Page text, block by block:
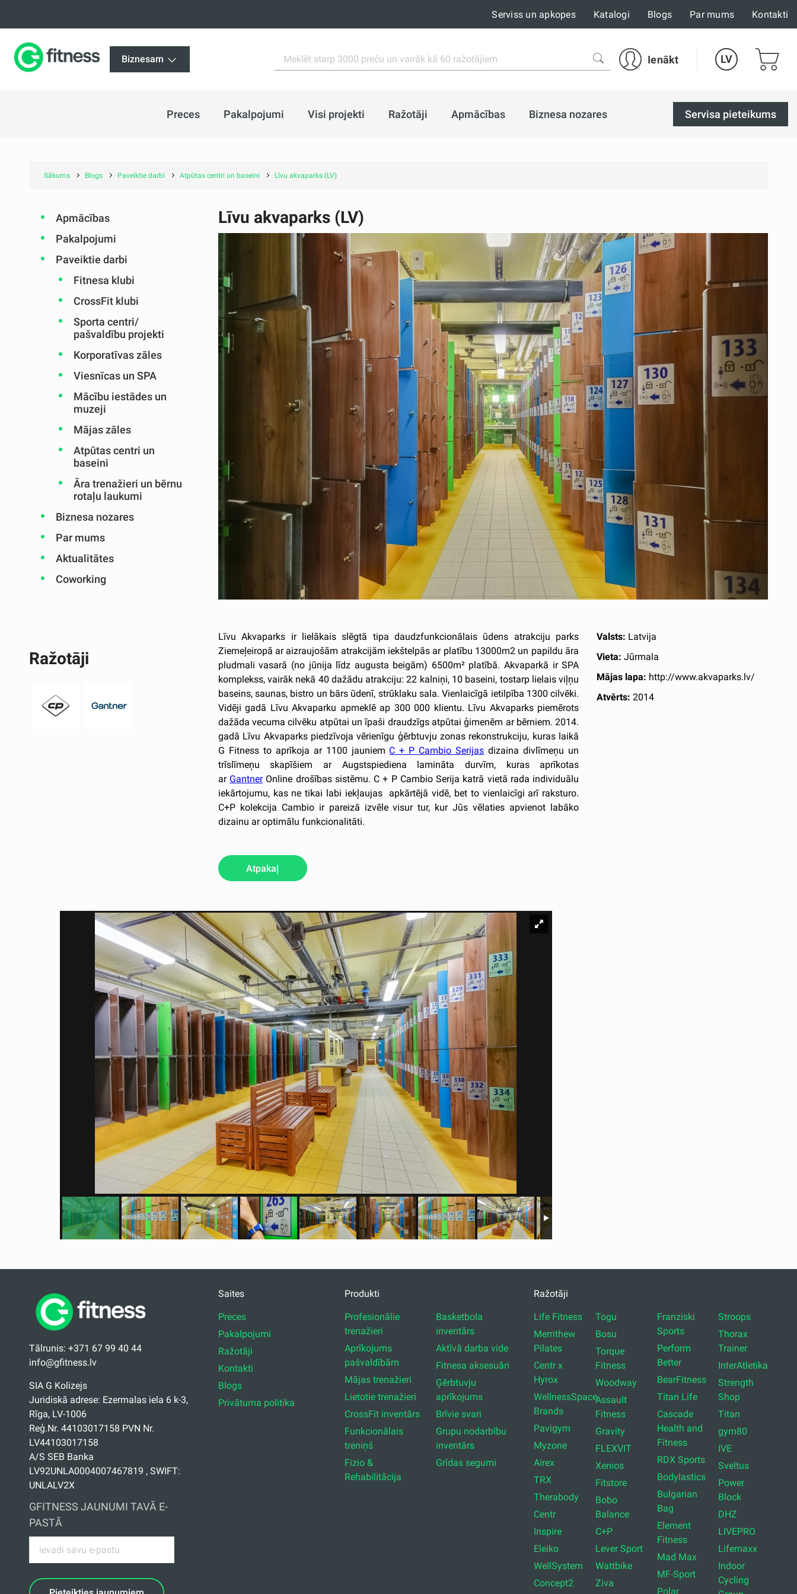
Serviss un apkopes Katalogi Blogs Par mums Kontakti
Biznesam Ienākt LV
Preces Pakalpojumi Visi projekti Ražotāji Apmācības Biznesa nozares Servisa pieteikums
Sākums Blogs Paveiktie darbi Atpūtas centri un baseini Līvu akvaparks (LV)
Apmācības
Pakalpojumi
Paveiktie darbi
Fitnesa klubi
CrossFit klubi
Sporta centri/
pašvaldību projekti
Korporatīvas zāles
Viesnīcas un SPA
Mācību iestādes un
muzeji
Mājas zāles
Atpūtas centri un
baseini
Āra trenažieri un bērnu
rotaļu laukumi
Biznesa nozares
Par mums
Aktualitātes
Coworking
Ražotāji
Līvu akvaparks (LV)
Līvu Akvaparks ir lielākais slēgtā tipa daudzfunkcionālais ūdens atrakciju parks
Ziemeļeiropā ar aizraujošām atrakcijām iekštelpās ar platību 13000m2 un papildu āra
pludmali vasarā (no jūnija līdz augusta beigām) 6500m² platībā. Akvaparkā ir SPA
komplekss, vairāk nekā 40 dažādu atrakciju: 22 kalniņi, 10 baseini, tostarp lielais viļņu
baseins, saunas, bistro un bārs ūdenī, strūklaku sala. Vienlaicīgā ietilpība 1300 cilvēki.
Vidēji gadā Līvu Akvaparku apmeklē ap 300 000 klientu. Līvu Akvaparks piemērots
dažāda vecuma cilvēku atpūtai un īpaši draudzīgs atpūtai ģimenēm ar bērniem. 2014.
gadā Līvu Akvaparks piedzīvoja vērienīgu ģērbtuvju zonas rekonstrukciju, kuras laikā
G Fitness to aprīkoja ar 1100 jauniem C + P Cambio Serijas dizaina divlīmeņu un
trīslīmeņu skapīšiem ar Augstspiediena lamināta durvīm, kuras aprīkotas
ar GantnerOnline drošības sistēmu. C + P Cambio Serija katrā vietā rada individuālu
iekārtojumu, kas ne tikai labi iekļaujas apkārtējā vidē, bet to vienlaicīgi arī raksturo.
C+P kolekcija Cambio ir pareizā izvēle visur tur, kur Jūs vēlaties apvienot labāko
dizainu ar optimālu funkcionalitāti.
Valsts: Latvija
Vieta: Jūrmala
Mājas lapa: http://www.akvaparks.lv/
Atvērts:2014
Atpakaļ
Tālrunis: +371 67 99 40 44
info@gfitness.lv
SIA G Kolizejs
Juridiskā adrese: Ezermalas iela 6 k-3,
Rīga, LV-1006
Reģ.Nr. 44103017158 PVN Nr.
LV44103017158
A/S SEB Banka
LV92UNLA0004007467819 , SWIFT:
UNLALV2X
GFITNESS JAUNUMI TAVĀ E-
PASTĀ
Saites
Preces
Pakalpojumi
Ražotāji
Kontakti
Blogs
Privātuma politika
Produkti
Profesionālie
trenažieri
Aprīkojums
pašvaldībām
Mājas trenažieri
Lietotie trenažieri
CrossFit inventārs
Funkcionālais
treniņš
Fizio &
Rehabilitācija
Basketbola
inventārs
Aktīvā darba vide
Fitnesa aksesuāri
Ģērbtuvju
aprīkojums
Brīvie svari
Grupu nodarbību
inventārs
Grīdas segumi
Ražotāji
Life Fitness
Merrithew
Pilates
Centr x
Hyrox
WellnessSpace
Brands
Pavigym
Myzone
Airex
TRX
Therabody
Centr
Inspire
Eleiko
WellSystem
Concept2
Togu
Bosu
Torque
Fitness
Woodway
Assault
Fitness
Gravity
FLEXVIT
Xenios
Fitstore
Bobo
Balance
C+P
Lever Sport
Wattbike
Ziva
Franziski
Sports
Perform
Better
BearFitness
Titan Life
Cascade
Health and
Fitness
RDX Sports
Bodylastics
Bulgarian
Bag
Element
Fitness
Mad Max
MF-Sport
Polar
Stroops
Thorax
Trainer
InterAtletika
Strength
Shop
Titan
gym80
IVE
Sveltus
Power
Block
DHZ
LIVEPRO
Lifemaxx
Indoor
Cycling